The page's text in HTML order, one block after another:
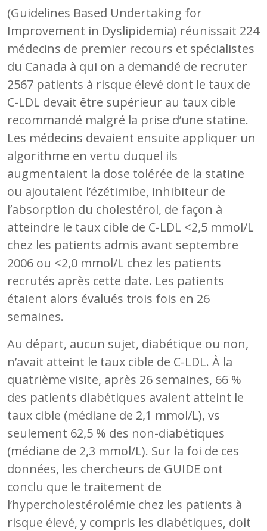
(Guidelines Based Undertaking for
Improvement in Dyslipidemia) réunissait 224
médecins de premier recours et spécialistes
du Canada à qui on a demandé de recruter
2567 patients à risque élevé dont le taux de
C-LDL devait être supérieur au taux cible
recommandé malgré la prise d’une statine.
Les médecins devaient ensuite appliquer un
algorithme en vertu duquel ils
augmentaient la dose tolérée de la statine
ou ajoutaient l’ézétimibe, inhibiteur de
l’absorption du cholestérol, de façon à
atteindre le taux cible de C-LDL <2,5 mmol/L
chez les patients admis avant septembre
2006 ou <2,0 mmol/L chez les patients
recrutés après cette date. Les patients
étaient alors évalués trois fois en 26
semaines.
Au départ, aucun sujet, diabétique ou non,
n’avait atteint le taux cible de C-LDL. À la
quatrième visite, après 26 semaines, 66 %
des patients diabétiques avaient atteint le
taux cible (médiane de 2,1 mmol/L), vs
seulement 62,5 % des non-diabétiques
(médiane de 2,3 mmol/L). Sur la foi de ces
données, les chercheurs de GUIDE ont
conclu que le traitement de
l’hypercholestérolémie chez les patients à
risque élevé, y compris les diabétiques, doit